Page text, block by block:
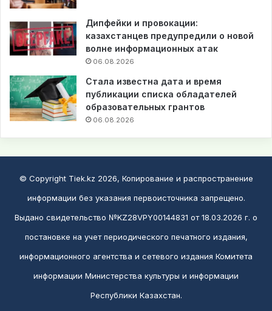
Дипфейки и провокации:
казахстанцев предупредили о новой
волне информационных атак
06.08.2026
Стала известна дата и время
публикации списка обладателей
образовательных грантов
06.08.2026
© Copyright Tiek.kz 2026, Копирование и распространение
информации без указания первоисточника запрещено.
Выдано свидетельство №KZ28VPY00144831 от 18.03.2026 г. о
постановке на учет периодического печатного издания,
информационного агентства и сетевого издания Комитета
информации Министерства культуры и информации
Республики Казахстан.